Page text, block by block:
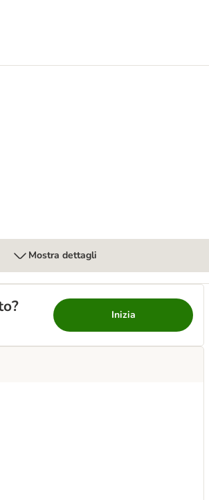
Crocchette per gatto
Mostra dettagli
Inizia